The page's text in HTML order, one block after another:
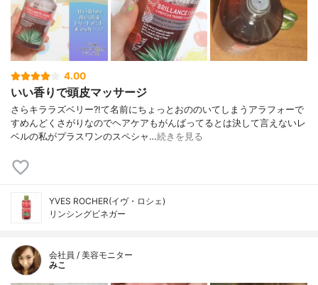
4.00
いい香りで頭皮マッサージ
さらキララズベリー?!て名前にちょっとおののいてしまうアラフォーで
すめんどくさがりなのでヘアケアもがんばってるとは決して言えないレ
ベルの私がプラスワンのスペシャ…続きを見る
YVES ROCHER(イヴ・ロシェ)
リンシングビネガー
会社員 / 美容モニター
みこ